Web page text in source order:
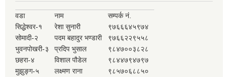
वडा नाम
सम्पर्क नं.
सिद्धेश्वर-१
रेशा सुनारी
९७६६६४५९७४
सोमादी-२
पदम बहादुर भण्डारी
९७६६२२९५५८
भुवनपोखरी-३
प्रदिप भुसाल
९८४७००३८२८
छहरा-४
विशाल पौडेल
९८४४७९४७९७
मुझुङ्ग-५
लक्ष्मण राना
९८५७०६८८५०